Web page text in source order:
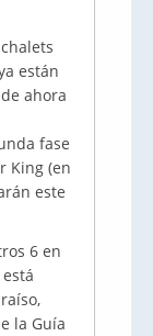
están
ahora
fase
King (en
este
6 en
la Guía